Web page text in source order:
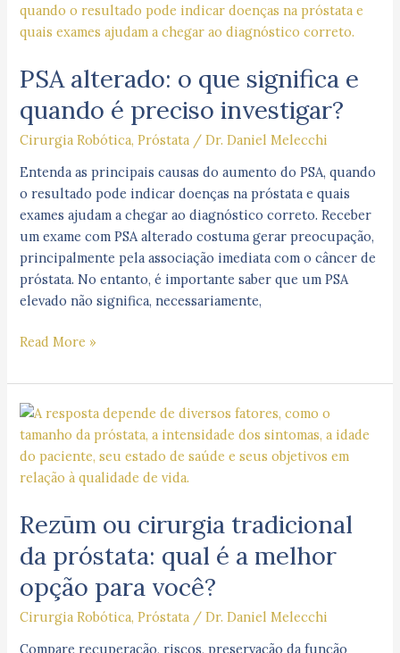
PSA alterado: o que significa e
quando é preciso investigar?
Cirurgia Robótica,Próstata /Dr. Daniel Melecchi
Entenda as principais causas do aumento do PSA, quando
o resultado pode indicar doenças na próstata e quais
exames ajudam a chegar ao diagnóstico correto. Receber
um exame com PSA alterado costuma gerar preocupação,
principalmente pela associação imediata com o câncer de
próstata. No entanto, é importante saber que um PSA
elevado não significa, necessariamente,
alterado:
o
significa
quando
é
investigar?
Read More »
Rezūm ou cirurgia tradicional
da próstata: qual é a melhor
opção para você?
Cirurgia Robótica,Próstata /Dr. Daniel Melecchi
Compare recuperação, riscos, preservação da função
Rezūm
ou
cirurgia
tradicional
próstata:
é
a
melhor
opção
para